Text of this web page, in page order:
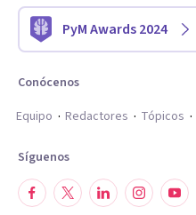
PyM Awards 2024
Conócenos
Equipo
Redactores Tópicos
Síguenos